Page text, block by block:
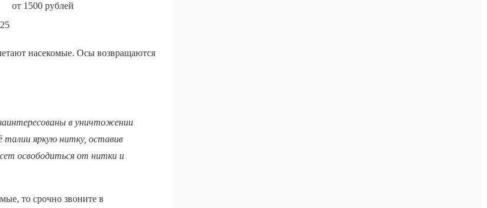
от 1500 рублей
насекомые. Осы возвращаются
в уничтожении
талии яркую нитку, оставив
освободиться от нитки и
то срочно звоните в